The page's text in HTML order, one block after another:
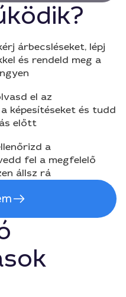
árbecsléseket, lépj
és rendeld meg a
el az
képesítéseket és tudd
előtt
a
fel a megfelelő
állsz rá